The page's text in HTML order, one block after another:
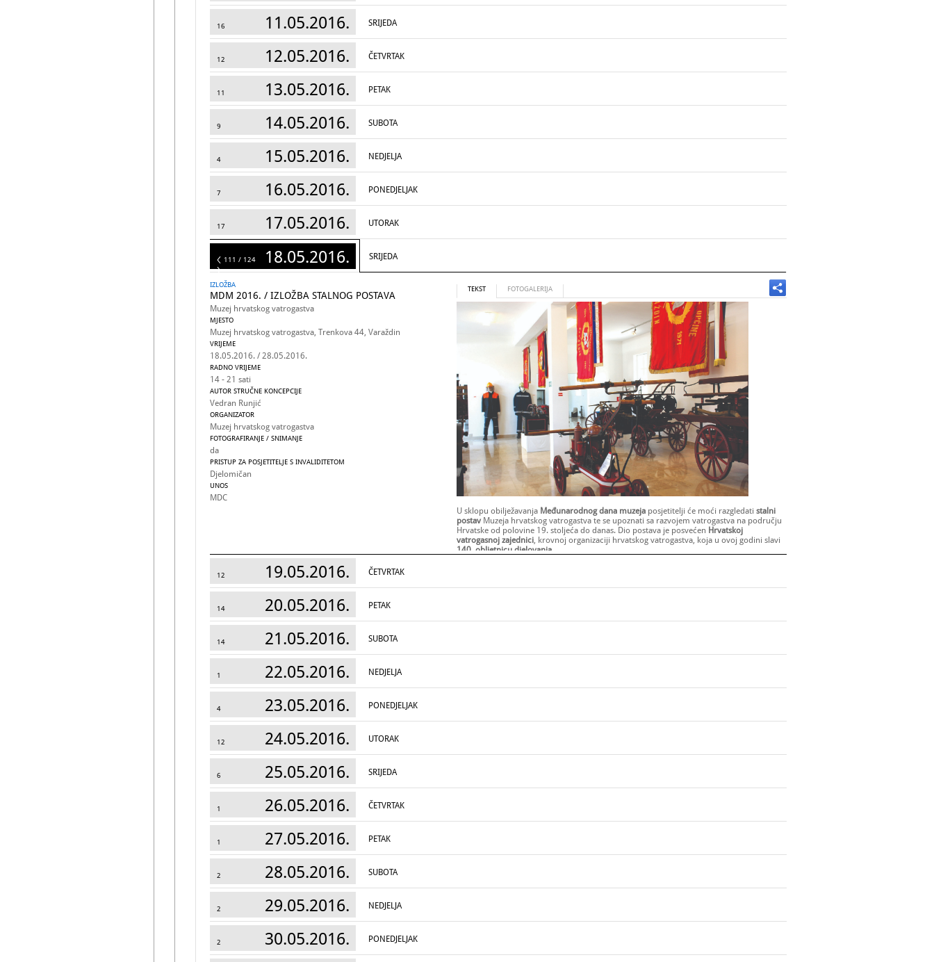
16 11.05.2016. SRIJEDA
12 12.05.2016. ČETVRTAK
11 13.05.2016. PETAK
9 14.05.2016. SUBOTA
4 15.05.2016. NEDJELJA
7 16.05.2016. PONEDJELJAK
17 17.05.2016. UTORAK
124 18.05.2016. SRIJEDA
111 / 124
IZLOŽBA
MDM 2016. / IZLOŽBA STALNOG POSTAVA
Muzej hrvatskog vatrogastva
MJESTO
Muzej hrvatskog vatrogastva, Trenkova 44, Varaždin
VRIJEME
18.05.2016. / 28.05.2016.
RADNO VRIJEME
14 - 21 sati
AUTOR STRUČNE KONCEPCIJE
Vedran Runjić
ORGANIZATOR
Muzej hrvatskog vatrogastva
FOTOGRAFIRANJE / SNIMANJE
da
PRISTUP ZA POSJETITELJE S INVALIDITETOM
Djelomičan
UNOS
MDC
TEKST FOTOGALERIJA
U sklopu obilježavanja Međunarodnog dana muzeja posjetitelji će moći razgledati stalni
postav Muzeja hrvatskog vatrogastva te se upoznati sa razvojem vatrogastva na području
Hrvatske od polovine 19. stoljeća do danas. Dio postava je posvećen Hrvatskoj
vatrogasnoj zajednici, krovnoj organizaciji hrvatskog vatrogastva, koja u ovoj godini slavi
140. obljetnicu djelovanja
12 19.05.2016. ČETVRTAK
14 20.05.2016. PETAK
14 21.05.2016. SUBOTA
1 22.05.2016. NEDJELJA
4 23.05.2016. PONEDJELJAK
12 24.05.2016. UTORAK
6 25.05.2016. SRIJEDA
1 26.05.2016. ČETVRTAK
1 27.05.2016. PETAK
2 28.05.2016. SUBOTA
2 29.05.2016. NEDJELJA
2 30.05.2016. PONEDJELJAK